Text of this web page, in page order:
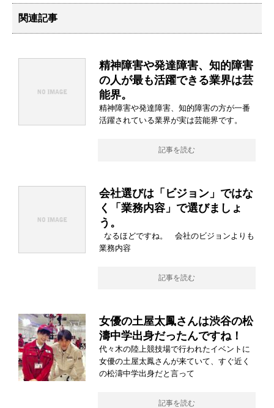
関連記事
精神障害や発達障害、知的障害
の人が最も活躍できる業界は芸
能界。
精神障害や発達障害、知的障害の方が一番
活躍されている業界が実は芸能界です。
記事を読む
会社選びは「ビジョン」ではな
く「業務内容」で選びましょ
う。
なるほどですね。 会社のビジョンよりも
業務内容
記事を読む
女優の土屋太鳳さんは渋谷の松
濤中学出身だったんですね！
代々木の陸上競技場で行われたイベントに
女優の土屋太鳳さんが来ていて、すぐ近く
の松濤中学出身だと言って
記事を読む